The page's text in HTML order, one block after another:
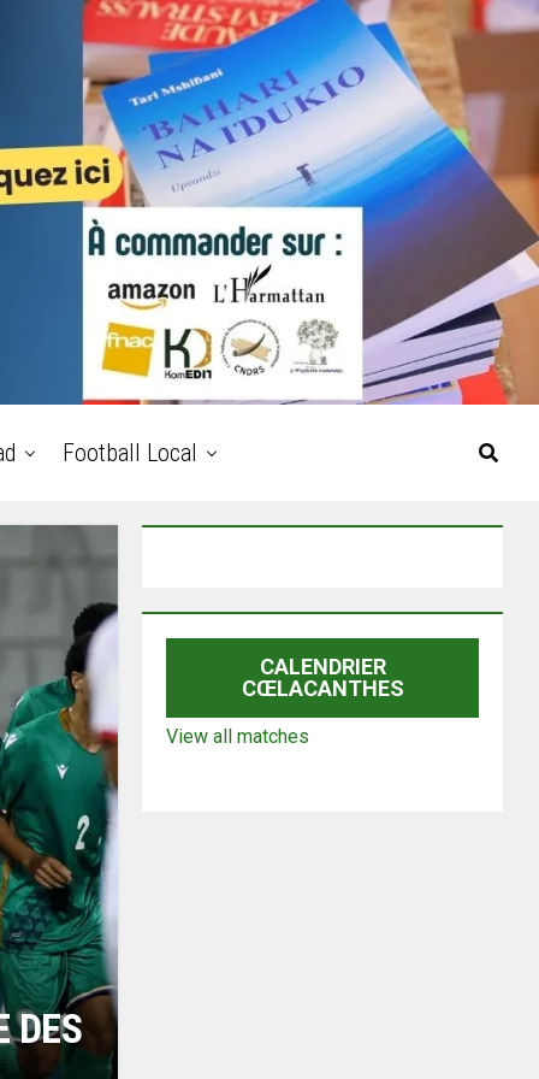
Football Local
DES
CALENDRIER
CŒLACANTHES
View all matches